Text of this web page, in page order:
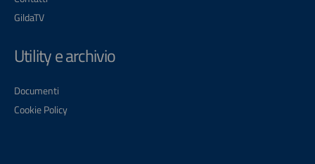
GildaTV
Utility e archivio
Documenti
Cookie Policy